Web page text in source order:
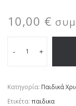
10,00 €
- +
Κατηγορία: Παιδικά
Ετικέτα: παιδικα